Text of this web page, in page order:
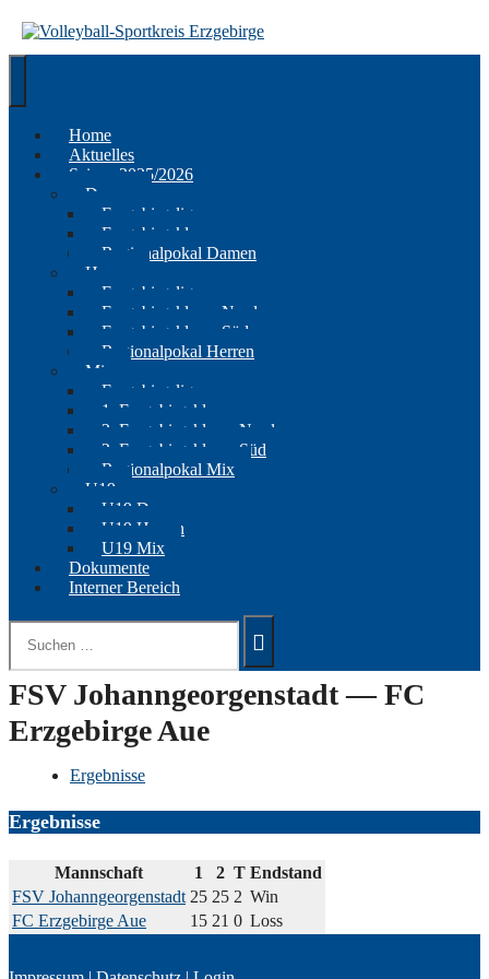
zum
Inhalt
Home
Aktuelles
Saison 2025/2026
Damen
Erzgebirgsliga
Erzgebirgsklasse
Regionalpokal Damen
Herren
Erzgebirgsliga
Erzgebirgsklasse Nord
Erzgebirgsklasse Süd
Regionalpokal Herren
Mix
Erzgebirgsliga
1. Erzgebirgsklasse
2. Erzgebirgsklasse Nord
2. Erzgebirgsklasse Süd
Regionalpokal Mix
U19
U19 Damen
U19 Herren
U19 Mix
Dokumente
Interner Bereich
Suchen
nach:
FSV Johanngeorgenstadt — FC
Erzgebirge Aue
Ergebnisse
Ergebnisse
Mannschaft 1 2 T Endstand
FSV Johanngeorgenstadt 25 25 2 Win
FC Erzgebirge Aue
15 21 0 Loss